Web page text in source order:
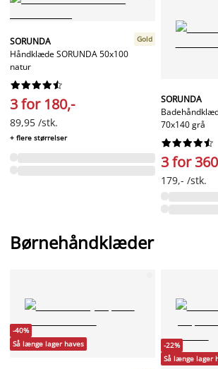
SORUNDA
Håndklæde SORUNDA 50x100
natur
Gold






3 for 180,-
89,95 /stk.
+ flere størrelser
SORUNDA
70x140 grå






3 for
179,- /stk.
Børnehåndklæder
-40%
Så længe lager haves
-22%
Så længe lager